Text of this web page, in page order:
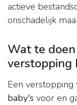
actieve
onschadelijk
Wat te
verstopping
Een
baby's voor en